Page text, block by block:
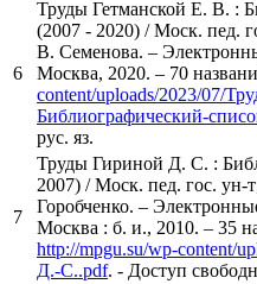
6
Труды Гетманской Е. В. :
(2007 - 2020) / Моск. пед.
В. Семенова. –
Москва, 2020. – 70
content/uploads/2023/07/
Библиографический-
рус. яз.
7
Труды Гириной Д. С. :
2007) / Моск. пед. гос. ун-
Горобченко. –
Москва : б. и., 2010. – 35
http://mpgu.su/wp-content/
Д.-С..pdf. - Доступ